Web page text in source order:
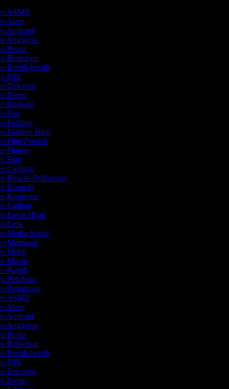
ASMR
Alam
Android
Anggaran
Berita
Berkebun
Bersih-bersih
DIY
Dekorasi
Demo
Edukasi
Fan
Fashion
Fashion Haul
Film Pendek
Fitness
Foto
Gaming
Hewan Peliharaan
Komedi
Komentar
Latihan
Layar Hijau
Lirik
Media Sosial
Memasak
Mobil
Musik
Parodi
Pelafalan
Perjalanan
ASMR
Alam
Android
Anggaran
Berita
Berkebun
Bersih-bersih
DIY
Dekorasi
Demo